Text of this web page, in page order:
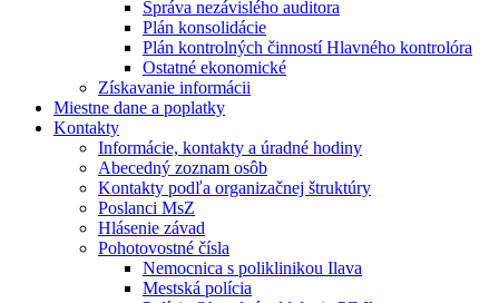
Správa nezávislého auditora
Plán konsolidácie
Plán kontrolných činností Hlavného kontrolóra
Ostatné ekonomické
Získavanie informácii
Miestne dane a poplatky
Kontakty
Informácie, kontakty a úradné hodiny
Abecedný zoznam osôb
Kontakty podľa organizačnej štruktúry
Poslanci MsZ
Hlásenie závad
Pohotovostné čísla
Nemocnica s poliklinikou Ilava
Mestská polícia